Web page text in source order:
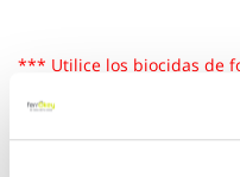
*** Utilice los biocidas de
etiqueta y la informacion